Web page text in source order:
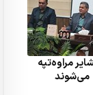
مراوه‌تپه